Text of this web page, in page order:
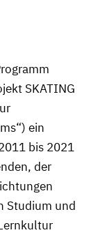
SKATING
ein
bis 2021
der
Studium und